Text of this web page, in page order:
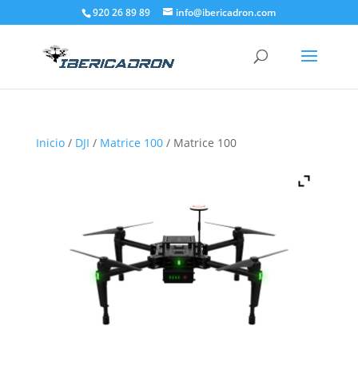
920 26 89 89 info@ibericadron.com
Inicio/ DJI / Matrice 100/ Matrice 100